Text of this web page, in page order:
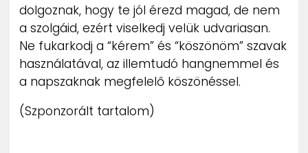
dolgoznak, hogy te jól érezd magad, de nem
a szolgáid, ezért viselkedj velük udvariasan.
Ne fukarkodj a “kérem” és “köszönöm” szavak
használatával, az illemtudó hangnemmel és
a napszaknak megfelelő köszönéssel.
(Szponzorált tartalom)